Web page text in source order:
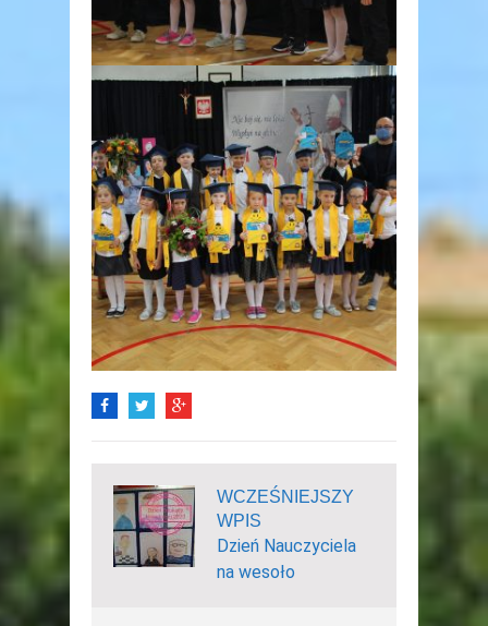
WCZEŚNIEJSZY
WPIS
Dzień Nauczyciela
na wesoło